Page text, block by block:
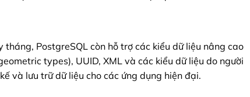
PostgreSQL còn hỗ trợ các kiểu dữ liệu nâng cao
types), UUID, XML và các kiểu dữ liệu do người
và lưu trữ dữ liệu cho các ứng dụng hiện đại.